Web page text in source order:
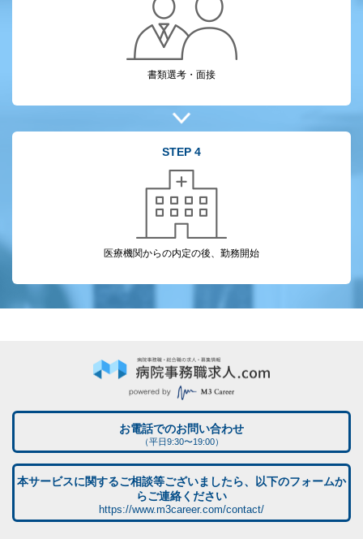
書類選考・面接
STEP 4
医療機関からの内定の後、勤務開始
お電話でのお問い合わせ
（平日9:30〜19:00）
本サービスに関するご相談等ございましたら、以下のフォームか
らご連絡ください
https://www.m3career.com/contact/